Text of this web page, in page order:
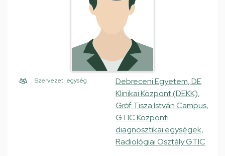
Szervezeti egység
Debreceni Egyetem, DE
Klinikai Központ (DEKK),
Gróf Tisza István Campus,
GTIC Központi
diagnosztikai egységek,
Radiológiai Osztály GTIC